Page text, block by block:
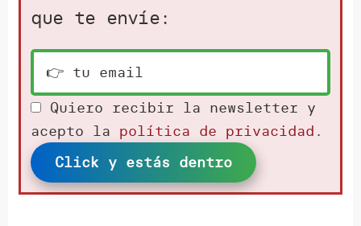
que te envíe:
Quiero recibir la newsletter y
acepto la política de privacidad .
Click y estás dentro